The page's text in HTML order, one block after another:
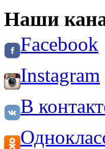
Наши
Facebook
Instagram
В